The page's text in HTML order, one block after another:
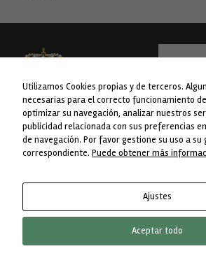
Concello da Lama
Avda. do Concello nº 1
WEB
Concellos
Pontevedra.
Utilizamos Cookies propias y de terceros.
necesarias para el correcto funcionamiento
optimizar su navegación, analizar nuestros
publicidad relacionada con sus preferencias
de navegación. Por favor gestione su uso a su
correspondiente. Puede obtener más
Ajustes
Aceptar todo